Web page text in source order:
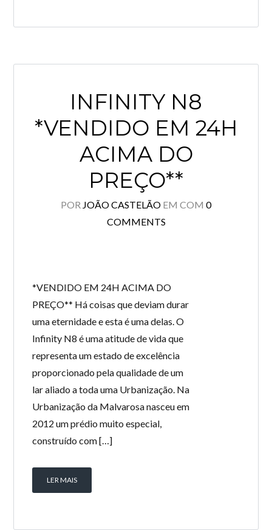
INFINITY N8
*VENDIDO EM 24H
ACIMA DO
PREÇO**
POR JOÃO CASTELÃO EM COM 0
COMMENTS
*VENDIDO EM 24H ACIMA DO
PREÇO** Há coisas que deviam durar
uma eternidade e esta é uma delas. O
Infinity N8 é uma atitude de vida que
representa um estado de excelência
proporcionado pela qualidade de um
lar aliado a toda uma Urbanização. Na
Urbanização da Malvarosa nasceu em
2012 um prédio muito especial,
construído com […]
LER MAIS